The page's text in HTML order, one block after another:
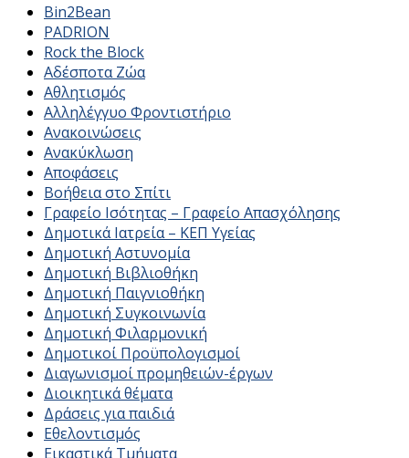
Bin2Bean
PADRION
Rock the Block
Αδέσποτα Ζώα
Αθλητισμός
Αλληλέγγυο Φροντιστήριο
Ανακοινώσεις
Ανακύκλωση
Αποφάσεις
Βοήθεια στο Σπίτι
Γραφείο Ισότητας – Γραφείο Απασχόλησης
Δημοτικά Ιατρεία – ΚΕΠ Υγείας
Δημοτική Αστυνομία
Δημοτική Βιβλιοθήκη
Δημοτική Παιγνιοθήκη
Δημοτική Συγκοινωνία
Δημοτική Φιλαρμονική
Δημοτικοί Προϋπολογισμοί
Διαγωνισμοί προμηθειών-έργων
Διοικητικά θέματα
Δράσεις για παιδιά
Εθελοντισμός
Εικαστικά Τμήματα